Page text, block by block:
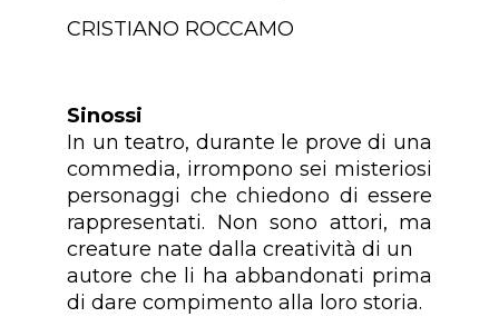
CRISTIANO ROCCAMO
Sinossi
In un teatro, durante le prove di una
commedia, irrompono sei misteriosi
personaggi che chiedono di essere
rappresentati. Non sono attori, ma
creature nate dalla creatività di un
autore che li ha abbandonati prima
di dare compimento alla loro storia.